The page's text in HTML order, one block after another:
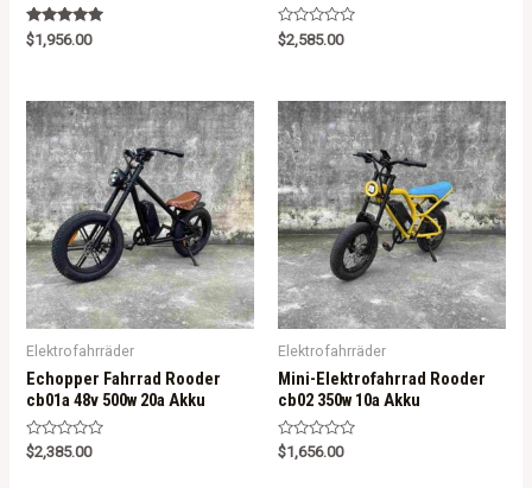
Rated
5.00
$1,956.00
R
a
0
o
u
t
o
f
5
$2,585.00
Elektrofahrräder
Echopper Fahrrad Rooder
cb01a 48v 500w 20a Akku
R
a
$2,385.00
Elektrofahrräder
Mini-Elektrofahrrad Rooder
cb02 350w 10a Akku
R
a
$1,656.00